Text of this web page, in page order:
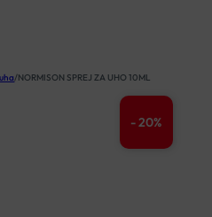
/NORMISON SPREJ ZA UHO 10ML
- 20%